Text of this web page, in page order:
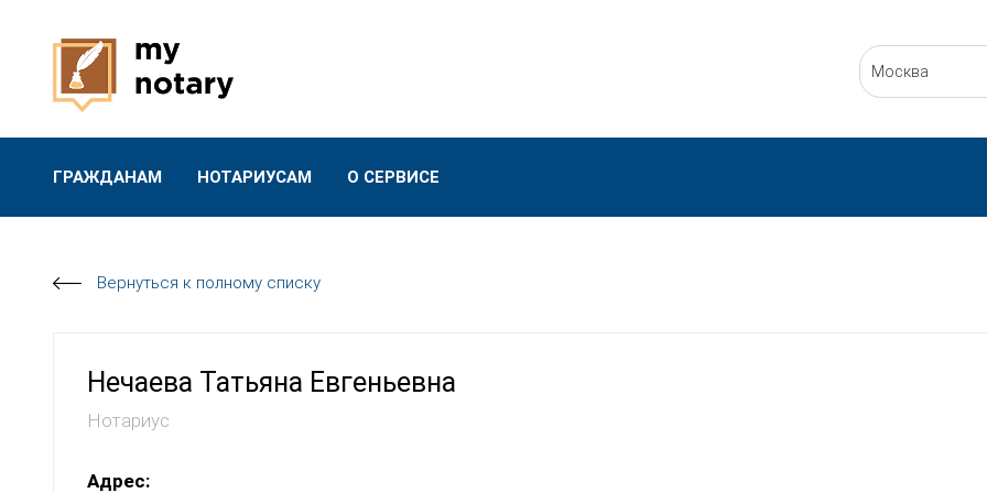
Москва
ГРАЖДАНАМ НОТАРИУСАМ О СЕРВИСЕ
Вернуться к полному списку
Нечаева Татьяна Евгеньевна
Нотариус
Адрес: